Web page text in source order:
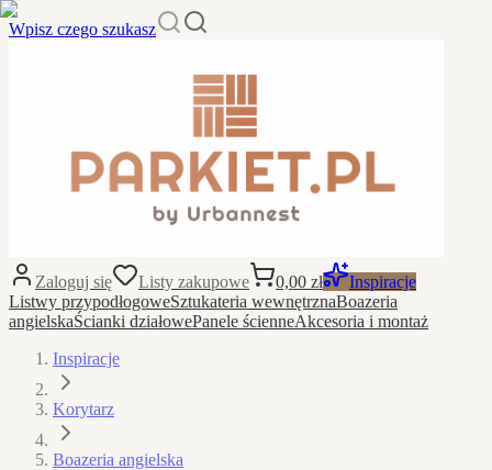
Wpisz czego szukasz
Zaloguj się Listy zakupowe 0,00 zł
Inspiracje
Listwy przypodłogoweSztukateria wewnętrznaBoazeria
angielskaŚcianki działowePanele ścienneAkcesoria i montaż
Inspiracje
Korytarz
Boazeria angielska